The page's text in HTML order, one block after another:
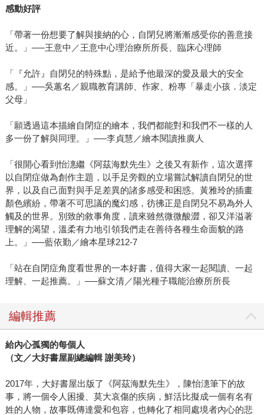
感動好評
「帶著一份想要了解與接納的心，自閉兒將漸漸感受你的善意接
近。」──王意中／王意中心理治療所所長、臨床心理師
「『允許』自閉兒的特殊點，是給予他最深的愛及最大的安全
感。」──吳蕙名／親職教育講師、作家、粉專「暴走小孩．淡定
父母」
「願透過這本描繪自閉症的繪本，我們都能對和我們不一樣的人
多一份了解與同理。」──李貞慧／繪本閱讀推廣人
「很開心看到怡潓繼《阿茲海默先生》之後又有新作，這次選擇
以自閉症做為創作主題，以手足旁觀的立場嘗試解讀自閉兒的世
界，以及自己面對與手足差異的諸多感受和困惑。黃雅玲的插畫
顏色繽紛，帶著不可思議的魔幻感，彷彿正是自閉兒不易為外人
觸及的世界。別致的敘事角度，讀來雖然微微酸澀，卻又洋溢著
理解的渴望，溫柔有力地引領我們走在善待各種生命面貌的路
上。」──藍依勤／繪本星球212-7
「站在自閉症角度看世界的一本好書，值得大家一起閱讀、一起
理解、一起推薦。」──蘇文清／陽光種子職能治療所所長
編輯推薦
給內心孤獨的每個人
（文／大好書屋副總編輯 謝美玲）
2017年，大好書屋出版了《阿茲海默先生》，陳怡潓筆下的故
事，將一個令人困擾、莫大哀傷的疾病，鮮活比擬成一個有名有
姓的人物，故事既傳達愛和包容，也轉化了相同處境者內心的悲